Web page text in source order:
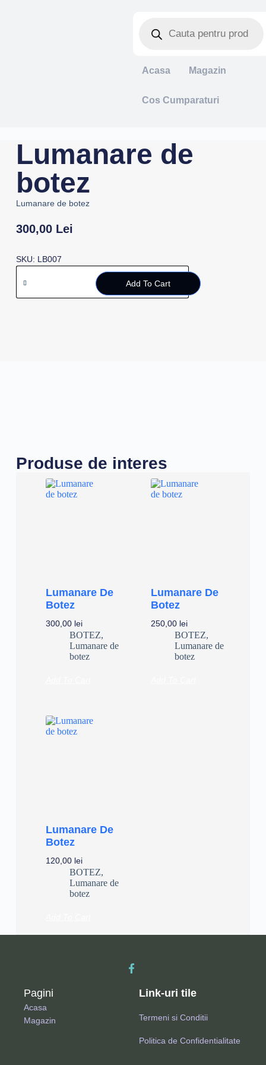
Acasa Magazin
Cos Cumparaturi
Lumanare de
botez
Lumanare de botez
300,00 Lei
SKU: LB007
Add To Cart
Produse de interes
Lumanare De
Botez
300,00 lei
BOTEZ,
Lumanare de
botez
Lumanare De
Botez
250,00 lei
BOTEZ,
Lumanare de
botez
Lumanare De
Botez
120,00 lei
BOTEZ,
Lumanare de
botez
Pagini
Acasa
Magazin
Link-uri tile
Termeni si Conditii
Politica de Confidentialitate